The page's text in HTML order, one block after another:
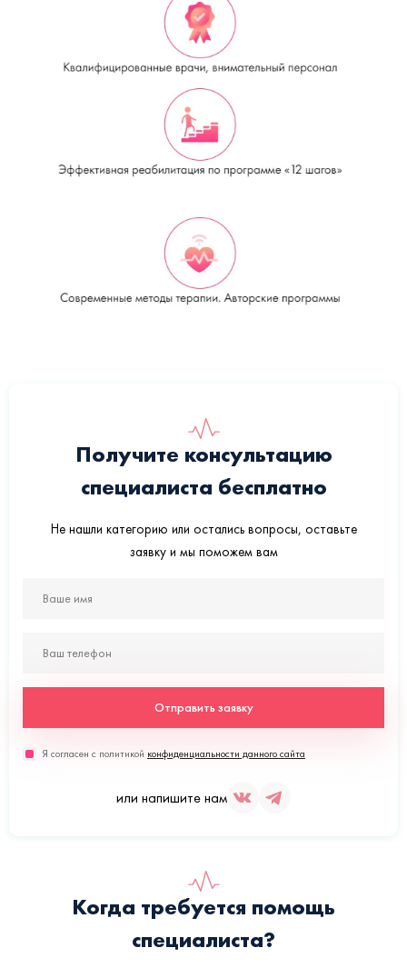
Получите консультацию
специалиста бесплатно
Не нашли категорию или остались вопросы, оставьте
заявку и мы поможем вам
Отправить заявку
Я согласен с политикой конфиденциальности данного сайта
или напишите нам
Когда требуется помощь
специалиста?